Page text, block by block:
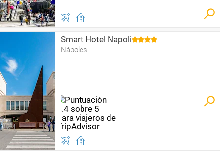
Smart Hotel Napoli
Nápoles